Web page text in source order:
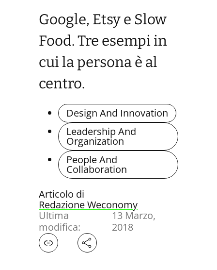
Google, Etsy e Slow
Food. Tre esempi in
cui la persona è al
centro.
Design And Innovation
Leadership And
Organization
People And
Collaboration
Articolo di
Redazione Weconomy
Ultima
modifica:
13 Marzo,
2018